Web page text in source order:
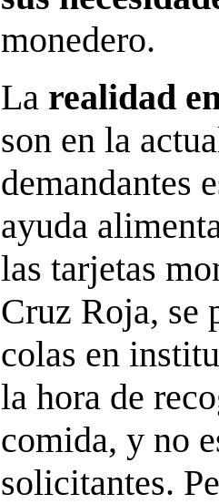
monedero.
La realidad
son en la
demandantes
ayuda
las tarjetas
Cruz Roja, se
colas en
la hora de
comida, y no
solicitantes.